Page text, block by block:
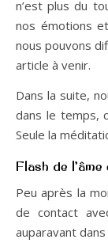
n’est plus du
nos émotions
nous pouvons
article à venir.
Dans la suite,
dans le temps,
Seule la
Flash de
Peu après la
de contact
auparavant